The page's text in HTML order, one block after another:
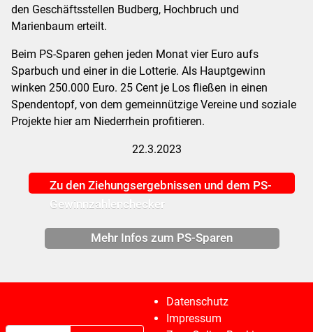
den Geschäftsstellen Budberg, Hochbruch und
Marienbaum erteilt.
Beim PS-Sparen gehen jeden Monat vier Euro aufs
Sparbuch und einer in die Lotterie. Als Hauptgewinn
winken 250.000 Euro. 25 Cent je Los fließen in einen
Spendentopf, von dem gemeinnützige Vereine und soziale
Projekte hier am Niederrhein profitieren.
22.3.2023
Zu den Ziehungsergebnissen und dem PS-
Gewinnzahlenchecker
Mehr Infos zum PS-Sparen
Datenschutz
Impressum